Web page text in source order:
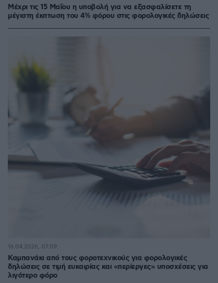
Μέχρι τις 15 Μαΐου η υποβολή για να εξασφαλίσετε τη
μέγιστη έκπτωση του 4% φόρου στις φορολογικές δηλώσεις
Καμπανάκι από τους φοροτεχνικούς για φορολογικές
δηλώσεις σε τιμή ευκαιρίας και «περίεργες» υποσχέσεις για
λιγότερο φόρο
16.04.2026, 07:09